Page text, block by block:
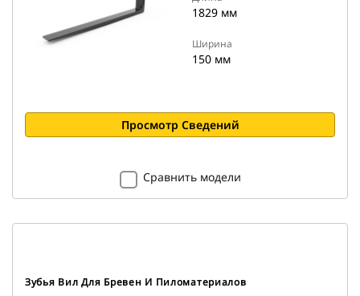
1829 мм
Ширина
150 мм
Просмотр Сведений
Сравнить модели
Зубья Вил Для Бревен И Пиломатериалов